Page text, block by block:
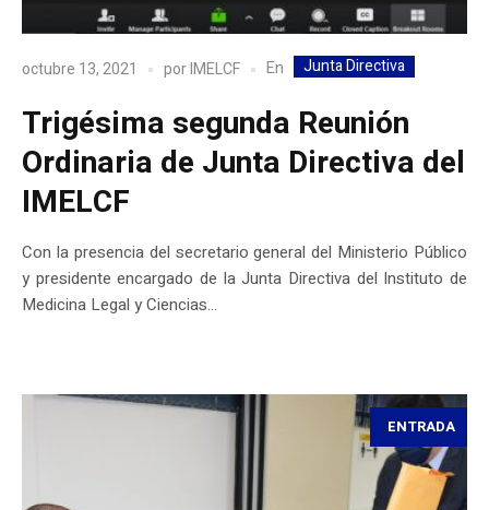
octubre 13, 2021 porIMELCF En Junta Directiva
Trigésima segunda Reunión
Ordinaria de Junta Directiva del
IMELCF
Con la presencia del secretario general del Ministerio Público
y presidente encargado de la Junta Directiva del Instituto de
Medicina Legal y Ciencias...
ENTRADA